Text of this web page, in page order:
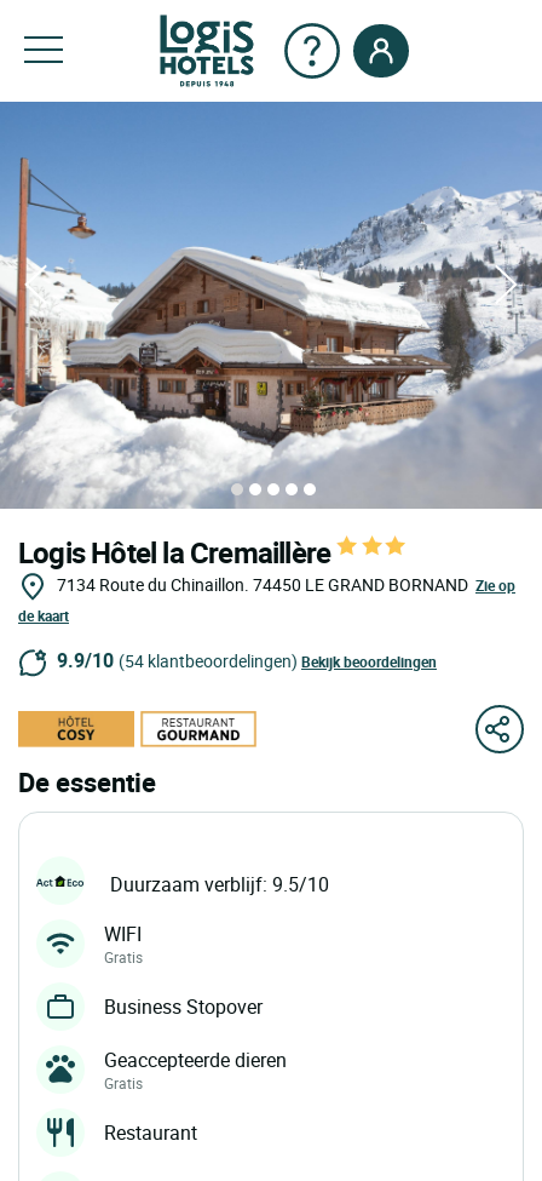
Logis Hôtel la Cremaillère
7134 Route du Chinaillon. 74450 LE GRAND BORNAND Zie op
de kaart
9.9/10 (54 klantbeoordelingen) Bekijk beoordelingen
De essentie
Duurzaam verblijf: 9.5/10
WIFI
Gratis
Business Stopover
Geaccepteerde dieren
Gratis
Restaurant